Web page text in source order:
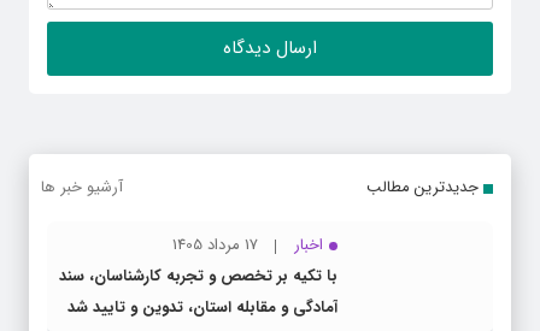
جدیدترین مطالب آرشیو خبر ها
اخبار
17 مرداد 1405
با تکیه بر تخصص و تجربه کارشناسان، سند
آمادگی و مقابله استان، تدوین و تایید شد